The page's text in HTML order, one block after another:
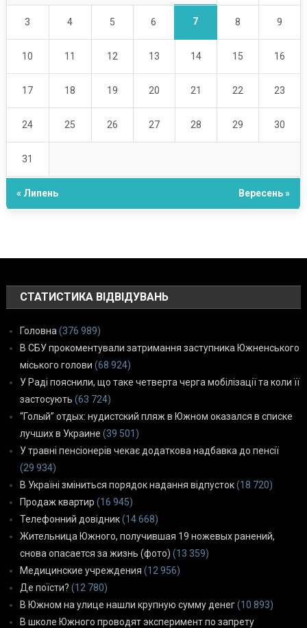
3 4 5 6 7 8 9
10 11 12 13 14 15 16
17 18 19 20 21 22 23
24 25 26 27 28 29 30
31
« Липень Вересень »
СТАТИСТИКА ВІДВІДУВАНЬ
Головна (376 989)
В СБУ прокоментували затримання заступника Южненського
міського голови (68 924)
У Раді пояснили, що таке четверта черга мобілізації та коли її
застосують (63 724)
“Голый” отдых: нудистский пляж в Южном оказался в списке
лучших в Украине (39 501)
У травні пенсіонерів чекає додаткова надбавка до пенсії
(29 934)
В Україні зміниться порядок надання відпусток(18 720)
Продаж квартир (16 945)
Телефонний довідник(14 668)
Жительница Южного, получившая 19 ножевых ранений,
снова опасается за жизнь (фото) (13 359)
Медицинские учреждения (12 956)
Де поїсти? (12 780)
В Южном на улице нашли крупную сумму денег(10 893)
В школе Южного проводят эксперимент по запрету